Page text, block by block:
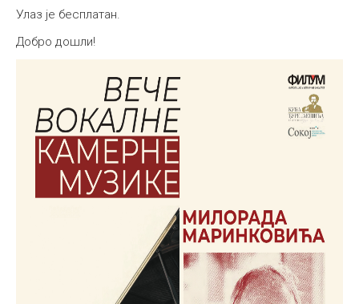
Улаз је бесплатан.
Добро дошли!